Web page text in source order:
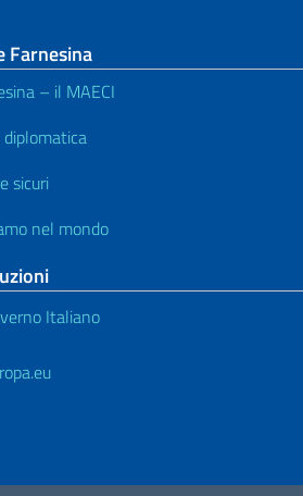
Farnesina
– il MAECI
sicuri
nel mondo
Italiano